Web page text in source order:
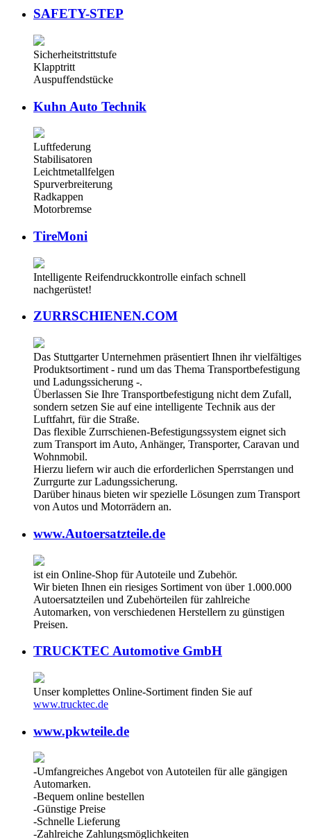
SAFETY-STEP
Sicherheitstrittstufe
Klapptritt
Auspuffendstücke
Kuhn Auto Technik
Luftfederung
Stabilisatoren
Leichtmetallfelgen
Spurverbreiterung
Radkappen
Motorbremse
TireMoni
Intelligente Reifendruckkontrolle einfach schnell
nachgerüstet!
ZURRSCHIENEN.COM
Das Stuttgarter Unternehmen präsentiert Ihnen ihr vielfältiges
Produktsortiment - rund um das Thema Transportbefestigung
und Ladungssicherung -.
Überlassen Sie Ihre Transportbefestigung nicht dem Zufall,
sondern setzen Sie auf eine intelligente Technik aus der
Luftfahrt, für die Straße.
Das flexible Zurrschienen-Befestigungssystem eignet sich
zum Transport im Auto, Anhänger, Transporter, Caravan und
Wohnmobil.
Hierzu liefern wir auch die erforderlichen Sperrstangen und
Zurrgurte zur Ladungssicherung.
Darüber hinaus bieten wir spezielle Lösungen zum Transport
von Autos und Motorrädern an.
www.Autoersatzteile.de
ist ein Online-Shop für Autoteile und Zubehör.
Wir bieten Ihnen ein riesiges Sortiment von über 1.000.000
Autoersatzteilen und Zubehörteilen für zahlreiche
Automarken, von verschiedenen Herstellern zu günstigen
Preisen.
TRUCKTEC Automotive GmbH
Unser komplettes Online-Sortiment finden Sie auf
www.trucktec.de
www.pkwteile.de
-Umfangreiches Angebot von Autoteilen für alle gängigen
Automarken.
-Bequem online bestellen
-Günstige Preise
-Schnelle Lieferung
-Zahlreiche Zahlungsmöglichkeiten